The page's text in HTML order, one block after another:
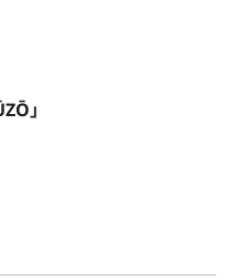
」